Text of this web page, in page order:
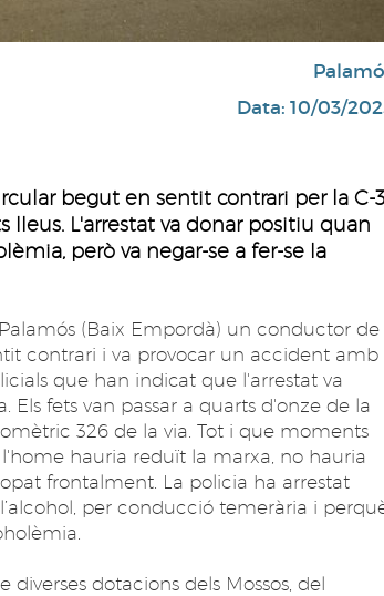
Data: 10/03/
begut en sentit contrari per la C-
L'arrestat va donar positiu quan
però va negar-se a fer-se la
(Baix Empordà) un conductor de
contrari i va provocar un accident amb
que han indicat que l'arrestat va
fets van passar a quarts d'onze de la
326 de la via. Tot i que moments
hauria reduït la marxa, no hauria
frontalment. La policia ha arrestat
per conducció temerària i
diverses dotacions dels Mossos, del